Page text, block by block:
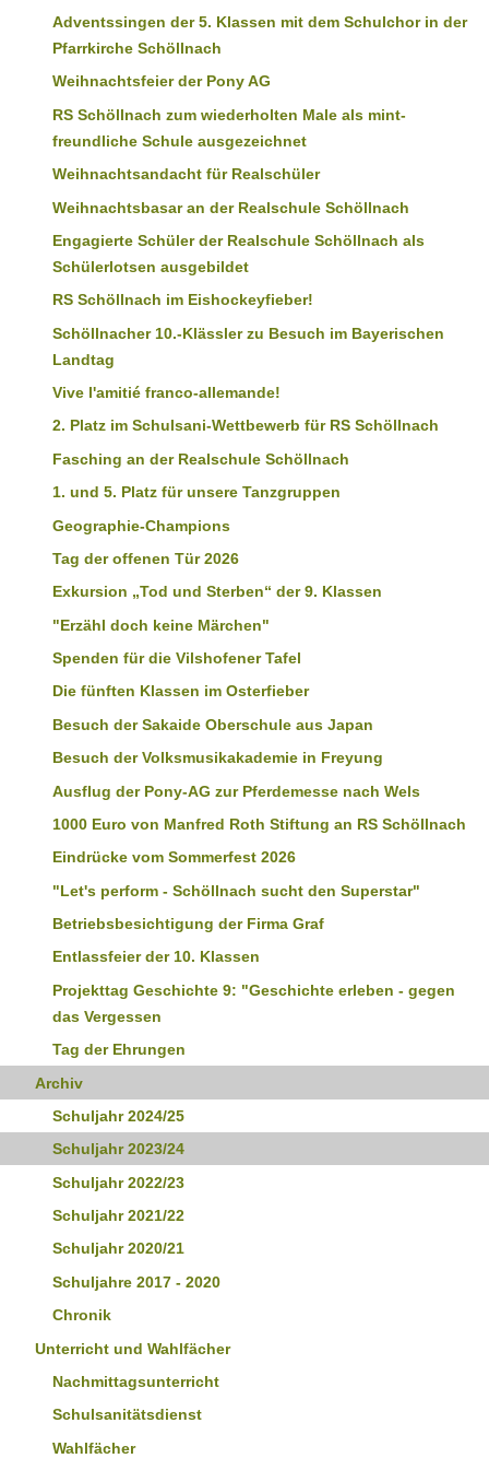
Adventssingen der 5. Klassen mit dem Schulchor in der
Pfarrkirche Schöllnach
Weihnachtsfeier der Pony AG
RS Schöllnach zum wiederholten Male als mint-
freundliche Schule ausgezeichnet
Weihnachtsandacht für Realschüler
Weihnachtsbasar an der Realschule Schöllnach
Engagierte Schüler der Realschule Schöllnach als
Schülerlotsen ausgebildet
RS Schöllnach im Eishockeyfieber!
Schöllnacher 10.-Klässler zu Besuch im Bayerischen
Landtag
Vive l'amitié franco-allemande!
2. Platz im Schulsani-Wettbewerb für RS Schöllnach
Fasching an der Realschule Schöllnach
1. und 5. Platz für unsere Tanzgruppen
Geographie-Champions
Tag der offenen Tür 2026
Exkursion „Tod und Sterben“ der 9. Klassen
"Erzähl doch keine Märchen"
Spenden für die Vilshofener Tafel
Die fünften Klassen im Osterfieber
Besuch der Sakaide Oberschule aus Japan
Besuch der Volksmusikakademie in Freyung
Ausflug der Pony-AG zur Pferdemesse nach Wels
1000 Euro von Manfred Roth Stiftung an RS Schöllnach
Eindrücke vom Sommerfest 2026
"Let's perform - Schöllnach sucht den Superstar"
Betriebsbesichtigung der Firma Graf
Entlassfeier der 10. Klassen
Projekttag Geschichte 9: "Geschichte erleben - gegen
das Vergessen
Tag der Ehrungen
Archiv
Schuljahr 2024/25
Schuljahr 2023/24
Schuljahr 2022/23
Schuljahr 2021/22
Schuljahr 2020/21
Schuljahre 2017 - 2020
Chronik
Unterricht und Wahlfächer
Nachmittagsunterricht
Schulsanitätsdienst
Wahlfächer